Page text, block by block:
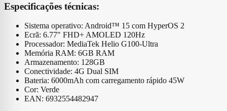
Especificações técnicas:
Sistema operativo: Android™ 15 com HyperOS 2
Ecrã: 6.77″ FHD+ AMOLED 120Hz
Processador: MediaTek Helio G100-Ultra
Memória RAM: 6GB RAM
Armazenamento: 128GB
Conectividade: 4G Dual SIM
Bateria: 6000mAh com carregamento rápido 45W
Cor: Verde
EAN: 6932554482947